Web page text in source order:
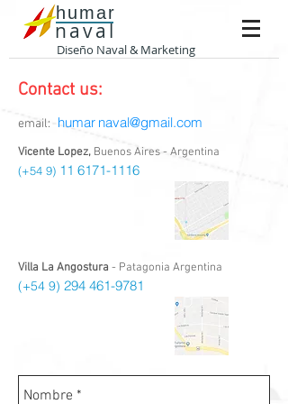
Diseño Naval & Marketing
humar
naval
Vicente Lopez, Buenos Aires - Argentina
(+54 9) 11 6171-1116
Villa La Angostura - Patagonia Argentina
(+54 9) 294 461-9781
Contact us:
email: humar naval@gmail.com